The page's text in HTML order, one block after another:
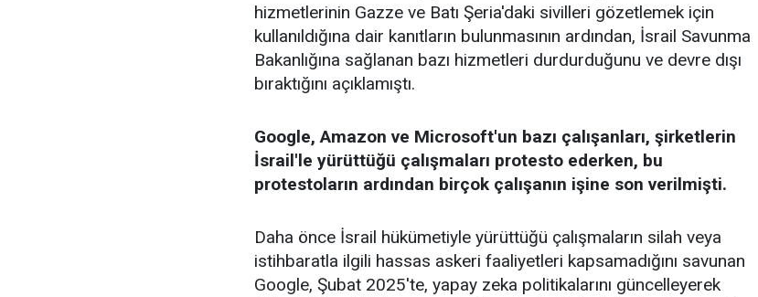
hizmetlerinin Gazze ve Batı Şeria'daki sivilleri gözetlemek için
kullanıldığına dair kanıtların bulunmasının ardından, İsrail Savunma
Bakanlığına sağlanan bazı hizmetleri durdurduğunu ve devre dışı
bıraktığını açıklamıştı.
Google, Amazon ve Microsoft'un bazı çalışanları, şirketlerin
İsrail'le yürüttüğü çalışmaları protesto ederken, bu
protestoların ardından birçok çalışanın işine son verilmişti.
Daha önce İsrail hükümetiyle yürüttüğü çalışmaların silah veya
istihbaratla ilgili hassas askeri faaliyetleri kapsamadığını savunan
Google, Şubat 2025'te, yapay zeka politikalarını güncelleyerek